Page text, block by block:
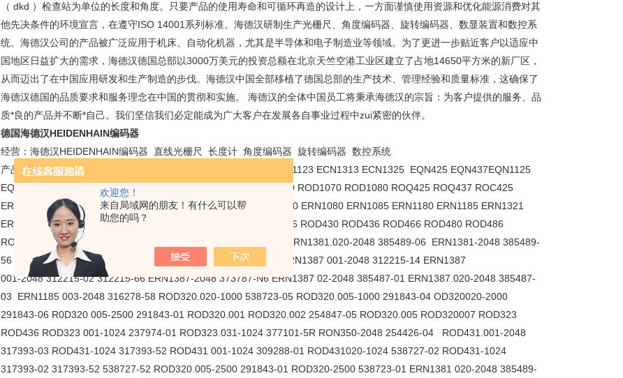
欢迎您！
来自局域网的朋友！有什么可以帮
助您的吗？
（ dkd ）检查站为单位的长度和角度。只要产品的使用寿命和可循环再造的设计上，一方面谨慎使用资源和优化能源消费对其
他先决条件的环境宣言，在遵守ISO 14001系列标准。海德汉研制生产光栅尺、角度编码器、旋转编码器、数显装置和数控系
统。海德汉公司的产品被广泛应用于机床、自动化机器，尤其是半导体和电子制造业等领域。为了更进一步贴近客户以适应中
国地区日益扩大的需求，海德汉德国总部以3000万美元的投资总额在北京天竺空港工业区建立了占地14650平方米的新厂区，
从而迈出了在中国应用研发和生产制造的步伐。海德汉中国全部移植了德国总部的生产技术、管理经验和质量标准，这确保了
海德汉德国的品质要求和服务理念在中国的贯彻和实施。 海德汉的全体中国员工将秉承海德汉的宗旨：为客户提供的服务、品
质*良的产品并不断*自己。我们坚信我们必定能成为广大客户在发展各自事业过程中zui紧密的伙伴。
德国海德汉HEIDENHAIN编码器
经营：海德汉HEIDENHAIN编码器 直线光栅尺 长度计 角度编码器 旋转编码器 数控系统
产品部分型号：ECN113 ECN125 ECN413 ECN425 ECN1113 ECN1123 ECN1313 ECN1325 EQN425 EQN437EQN1125
EQN1135 EQN1325 EQN1337 ERN120 ERN130 ERN180 ERN420 ROD1070 ROD1080 ROQ425 ROQ437 ROC425
ERN1120 ERN430 ERN460 ERN480 ERN1020 ERN1030 ERN1070 ERN1080 ERN1085 ERN1180 ERN1185 ERN1321
ERN1326 ERN1381 ROC413 ROC425 ROC420 ROD420 ROD426 ROD430 ROD436 ROD466 ROD480 ROD486
ROD1020 ROD1030 ERN1381 001-2048 313453-06 313453-02 ERN1381.020-2048 385489-06 ERN1381-2048 385489-
56 ERN 608290-01 ERN1381 062-2048 385489-08 385489-07 ERN1387 001-2048 312215-14 ERN1387
001-2048 312215-02 312215-66 ERN1387-2048 373787-N6 ERN1387 02-2048 385487-01 ERN1387.020-2048 385487-
03 ERN1185 003-2048 316278-58 ROD320.020-1000 538723-05 ROD320.005-1000 291843-04 OD320020-2000
291843-06 R0D320 005-2500 291843-01 ROD320.001 ROD320.002 254847-05 ROD320.005 ROD320007 ROD323
ROD436 ROD323 001-1024 237974-01 ROD323.031-1024 377101-5R RON350-2048 254426-04 ROD431.001-2048
317393-03 ROD431-1024 317393-52 ROD431 001-1024 309288-01 ROD431020-1024 538727-02 ROD431-1024
317393-02 317393-52 538727-52 ROD320.005-2500 291843-01 ROD320-2500 538723-01 ERN1381 020-2048 385489-